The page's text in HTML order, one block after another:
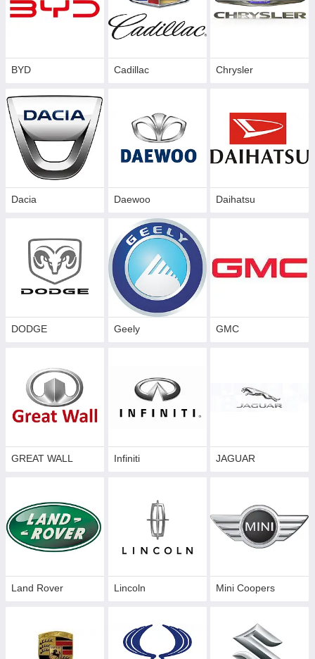
BYD Cadillac Сhrysler
Dacia Daewoo Daihatsu
DODGE Geely GMC
GREAT WALL Infiniti JAGUAR
Land Rover Lincoln Mini Coopers